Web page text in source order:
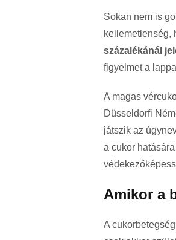
Sokan nem is
kellemetlenség,
százalékánál
figyelmet a
A magas
Düsseldorfi
játszik az
a cukor
Amikor a
A